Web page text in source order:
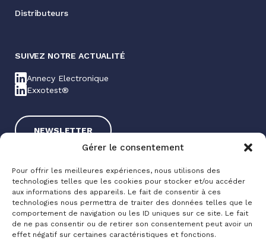
Gérer le consentement
Pour offrir les meilleures expériences, nous utilisons des
technologies telles que les cookies pour stocker et/ou accéder
aux informations des appareils. Le fait de consentir à ces
technologies nous permettra de traiter des données telles que le
comportement de navigation ou les ID uniques sur ce site. Le fait
de ne pas consentir ou de retirer son consentement peut avoir un
effet négatif sur certaines caractéristiques et fonctions.
Distributeurs
SUIVEZ NOTRE ACTUALITÉ
Annecy Electronique
Exxotest®
NEWSLETTER
Exxotest® 2025